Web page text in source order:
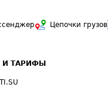
Цепочки грузов
И ТАРИФЫ